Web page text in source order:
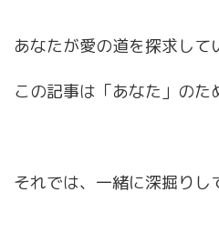
あなたが愛の道を探求して
この記事は「あなた」のた
それでは、一緒に深掘りし